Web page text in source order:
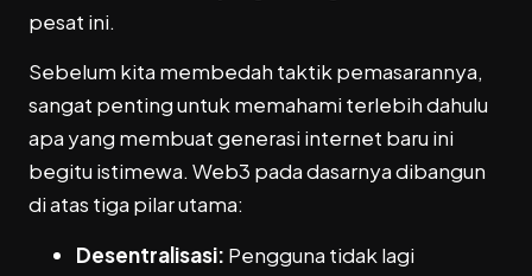
pesat ini.
Sebelum kita membedah taktik pemasarannya,
sangat penting untuk memahami terlebih dahulu
apa yang membuat generasi internet baru ini
begitu istimewa. Web3 pada dasarnya dibangun
di atas tiga pilar utama:
Desentralisasi: Pengguna tidak lagi